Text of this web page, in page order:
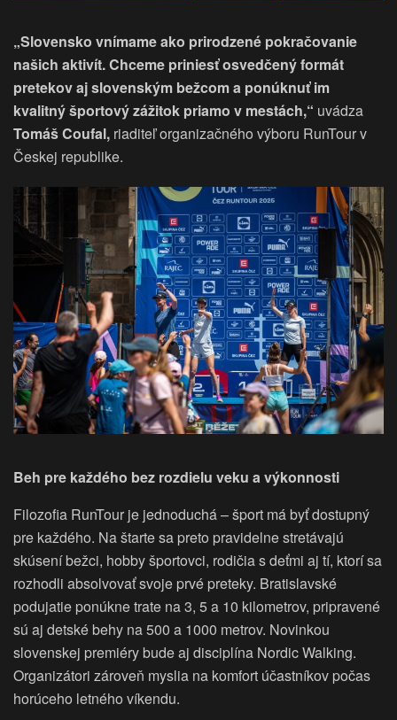
„Slovensko vnímame ako prirodzené pokračovanie
našich aktivít. Chceme priniesť osvedčený formát
pretekov aj slovenským bežcom a ponúknuť im
kvalitný športový zážitok priamo v mestách,“ uvádza
Tomáš Coufal, riaditeľ organizačného výboru RunTour v
Českej republike.
Beh pre každého bez rozdielu veku a výkonnosti
Filozofia RunTour je jednoduchá – šport má byť dostupný
pre každého. Na štarte sa preto pravidelne stretávajú
skúsení bežci, hobby športovci, rodičia s deťmi aj tí, ktorí sa
rozhodli absolvovať svoje prvé preteky. Bratislavské
podujatie ponúkne trate na 3, 5 a 10 kilometrov, pripravené
sú aj detské behy na 500 a 1000 metrov. Novinkou
slovenskej premiéry bude aj disciplína Nordic Walking.
Organizátori zároveň myslia na komfort účastníkov počas
horúceho letného víkendu.